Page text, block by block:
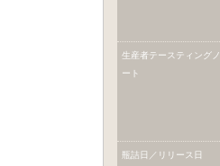
生産者テースティングノ
ート
瓶詰日／リリース日